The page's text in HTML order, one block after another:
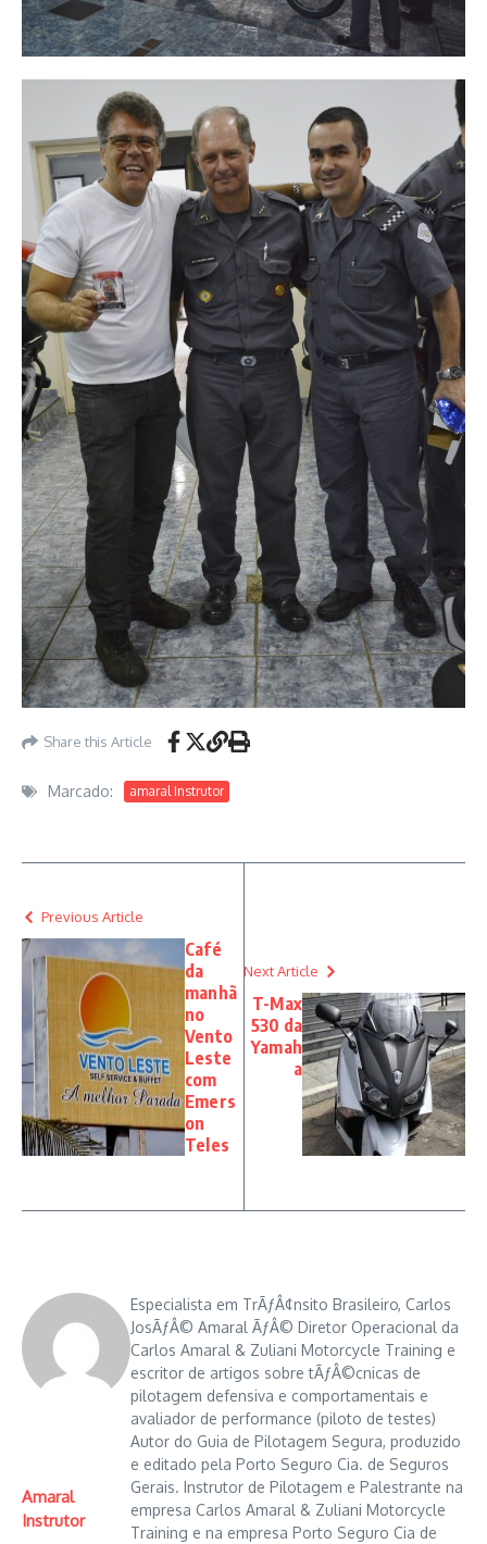
Share this Article
Marcado: amaral Instrutor
Previous Article
Café
da
manhã
no
Vento
Leste
com
Emers
on
Teles
Next Article
T-Max
530 da
Yamah
a
Amaral
Instrutor
Especialista em TrÃƒÂ¢nsito Brasileiro, Carlos
JosÃƒÂ© Amaral ÃƒÂ© Diretor Operacional da
Carlos Amaral & Zuliani Motorcycle Training e
escritor de artigos sobre tÃƒÂ©cnicas de
pilotagem defensiva e comportamentais e
avaliador de performance (piloto de testes)
Autor do Guia de Pilotagem Segura, produzido
e editado pela Porto Seguro Cia. de Seguros
Gerais. Instrutor de Pilotagem e Palestrante na
empresa Carlos Amaral & Zuliani Motorcycle
Training e na empresa Porto Seguro Cia de